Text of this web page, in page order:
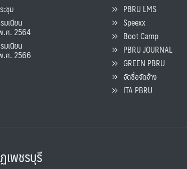
ชุม
มเนียน
.ศ. 2564
มเนียน
.ศ. 2566
PBRU LMS
Speexx
Boot Camp
PBRU JOURNAL
GREEN PBRU
จัดซื้อจัดจ้าง
ITA PBRU
เพชรบุรี